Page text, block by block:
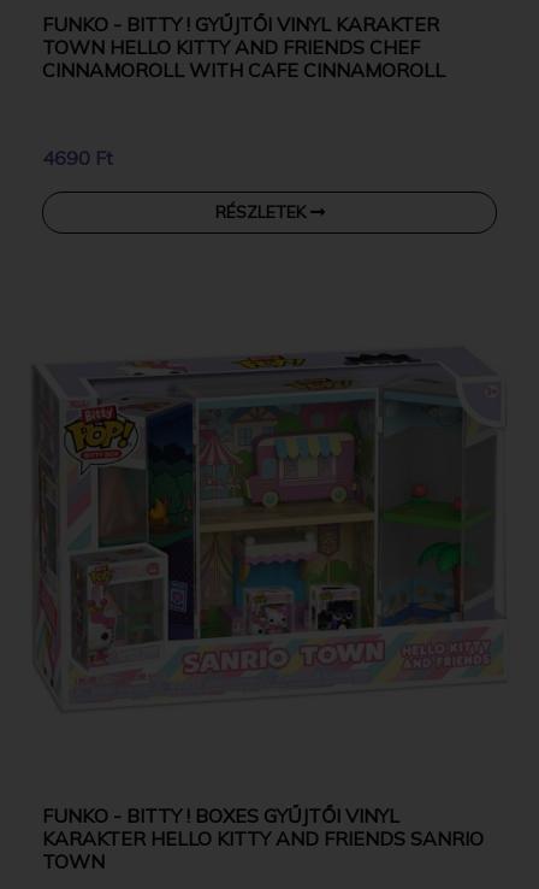
FUNKO - BITTY ! GYŰJTŐI VINYL KARAKTER
TOWN HELLO KITTY AND FRIENDS CHEF
CINNAMOROLL WITH CAFE CINNAMOROLL
4690 Ft
RÉSZLETEK
FUNKO - BITTY ! BOXES GYŰJTŐI VINYL
KARAKTER HELLO KITTY AND FRIENDS SANRIO
TOWN